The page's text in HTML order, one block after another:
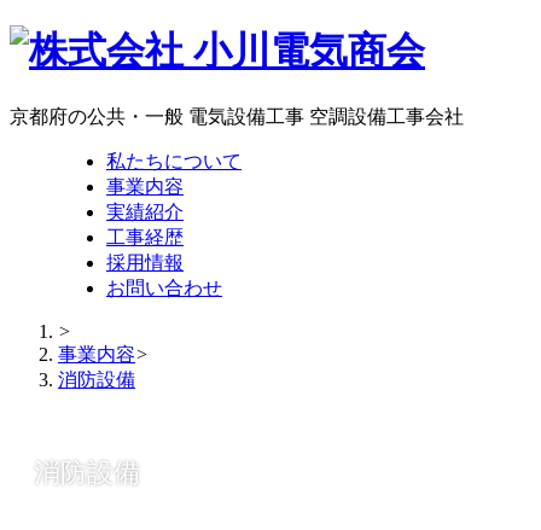
京都府の公共・一般 電気設備工事 空調設備工事会社
私たちについて
事業内容
実績紹介
工事経歴
採用情報
お問い合わせ
>
事業内容>
消防設備
消防設備